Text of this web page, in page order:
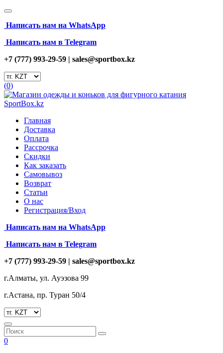
Написать нам на WhatsApp
Написать нам в Telegram
+7 (777) 993-29-59 | sales@sportbox.kz
(0)
Главная
Доставка
Оплата
Рассрочка
Скидки
Как заказать
Самовывоз
Возврат
Статьи
О нас
Регистрация/Вход
Написать нам на WhatsApp
Написать нам в Telegram
+7 (777) 993-29-59 | sales@sportbox.kz
г.Алматы, ул. Ауэзова 99
г.Астана, пр. Туран 50/4
0